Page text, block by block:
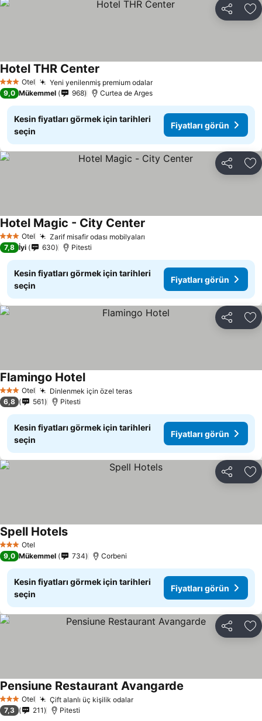
Paylaş
3 YıldızOtel Yeni yenilenmiş premium odalarFiyatları görün
Hotel THR Center
9,0 Mükemmel 968 Curtea de Arges
Kesin fiyatları görmek için tarihleri
seçin
Fiyatları görün
Paylaş
3 YıldızOtel Zarif misafir odası mobilyaları
Hotel Magic - City Center
7,8 İyi 630 Pitesti
Kesin fiyatları görmek için tarihleri
seçin
Fiyatları görün
Paylaş
3 YıldızOtel Dinlenmek için özel terasFiyatları görün
Flamingo HotelFiyatları görün
6,8 561 Pitesti
Kesin fiyatları görmek için tarihleri
seçin
Fiyatları görün
Paylaş
3 YıldızOtel
Spell HotelsFiyatları görün
9,0 Mükemmel 734 Corbeni
Kesin fiyatları görmek için tarihleri
seçin
Fiyatları görün
Paylaş
3 YıldızOtel Çift alanlı üç kişilik odalarFiyatları görün
Pensiune Restaurant Avangarde
7,3 211 Pitesti